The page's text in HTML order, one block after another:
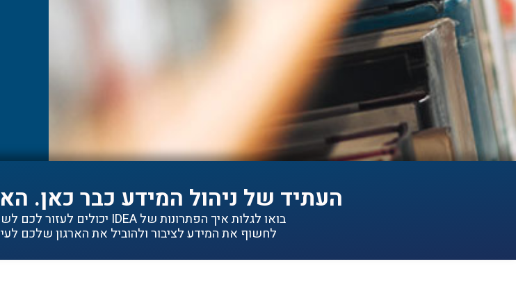
העתיד של ניהול המידע כבר כאן.
בואו לגלות איך הפתרונות של IDEA יכולים לעזור לכם לשמר את ההיסטוריה,
לחשוף את המידע לציבור ולהוביל את הארגון שלכם